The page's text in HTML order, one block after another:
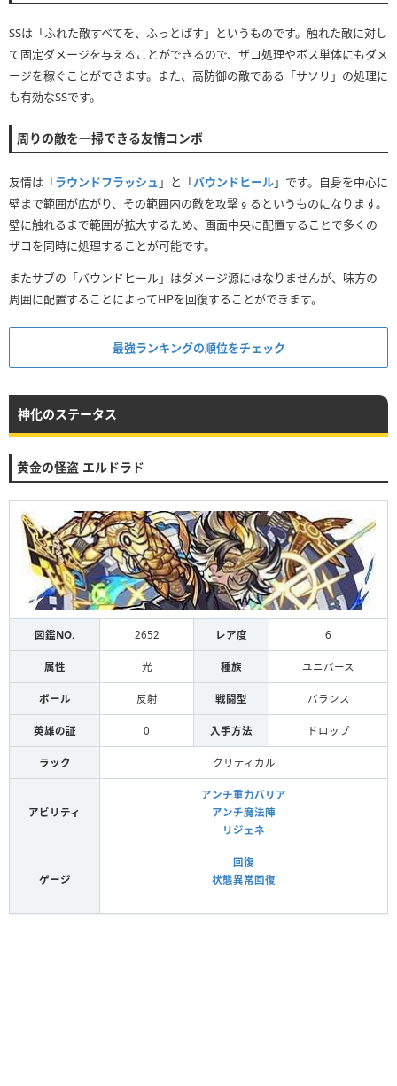
SSは「ふれた敵すべてを、ふっとばす」というものです。触れた敵に対し
て固定ダメージを与えることができるので、ザコ処理やボス単体にもダメ
ージを稼ぐことができます。また、高防御の敵である「サソリ」の処理に
も有効なSSです。
周りの敵を一掃できる友情コンボ
友情は「ラウンドフラッシュ 」と「バウンドヒール」です。自身を中心に
壁まで範囲が広がり、その範囲内の敵を攻撃するというものになります。
壁に触れるまで範囲が拡大するため、画面中央に配置することで多くの
ザコを同時に処理することが可能です。
またサブの「バウンドヒール」はダメージ源にはなりませんが、味方の
周囲に配置することによってHPを回復することができます。
最強ランキングの順位をチェック
神化のステータス
黄金の怪盗 エルドラド
図鑑NO. 2652 レア度 6
属性 光 種族 ユニバース
ボール 反射 戦闘型 バランス
英雄の証 0 入手方法 ドロップ
ラック クリティカル
アビリティ
アンチ重力バリア
アンチ魔法陣
リジェネ
ゲージ
回復
状態異常回復